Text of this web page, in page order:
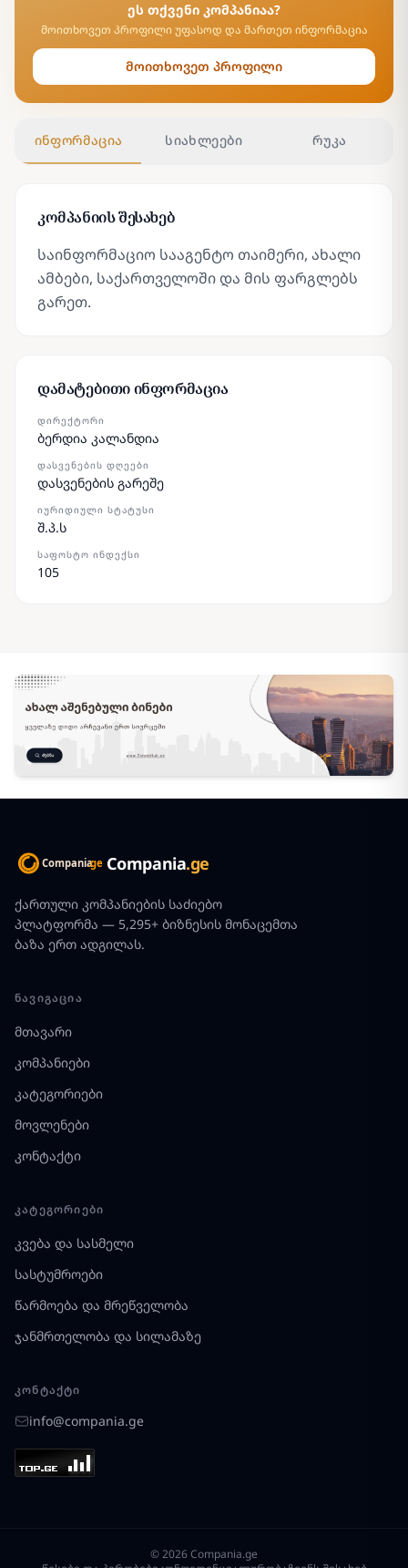
ეს თქვენი კომპანიაა?
მოითხოვეთ პროფილი უფასოდ და მართეთ ინფორმაცია
მოითხოვეთ პროფილი
ინფორმაცია სიახლეები რუკა
კომპანიის შესახებ
საინფორმაციო სააგენტო თაიმერი, ახალი
ამბები, საქართველოში და მის ფარგლებს
გარეთ.
დამატებითი ინფორმაცია
ᲓᲘᲠᲔᲥᲢᲝᲠᲘ
ბერდია კალანდია
ᲓᲐᲡᲕᲔᲜᲔᲑᲘᲡ ᲓᲦᲔᲔᲑᲘ
დასვენების გარეშე
ᲘᲣᲠᲘᲓᲘᲣᲚᲘ ᲡᲢᲐᲢᲣᲡᲘ
შ.პ.ს
ᲡᲐᲤᲝᲡᲢᲝ ᲘᲜᲓᲔᲥᲡᲘ
105
Compania.ge
ქართული კომპანიების საძიებო
პლატფორმა — 5,295+ ბიზნესის მონაცემთა
ბაზა ერთ ადგილას.
ᲜᲐᲕᲘᲒᲐᲪᲘᲐ
მთავარი
კომპანიები
კატეგორიები
მოვლენები
კონტაქტი
ᲙᲐᲢᲔᲒᲝᲠᲘᲔᲑᲘ
კვება და სასმელი
სასტუმროები
წარმოება და მრეწველობა
ჯანმრთელობა და სილამაზე
ᲙᲝᲜᲢᲐᲥᲢᲘ
info@compania.ge
© 2026 Compania.ge